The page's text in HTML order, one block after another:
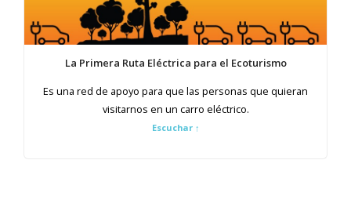
La Primera Ruta Eléctrica para el Ecoturismo
Es una red de apoyo para que las personas que quieran
visitarnos en un carro eléctrico.
Escuchar ↑